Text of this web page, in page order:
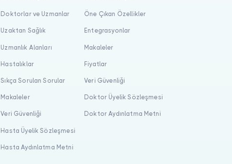
Doktorlar ve Uzmanlar
Uzaktan Sağlık
Uzmanlık Alanları
Hastalıklar
Sıkça Sorulan Sorular
Makaleler
Veri Güvenliği
Hasta Üyelik Sözleşmesi
Hasta Aydınlatma Metni
Öne Çıkan Özellikler
Entegrasyonlar
Makaleler
Fiyatlar
Veri Güvenliği
Doktor Üyelik Sözleşmesi
Doktor Aydınlatma Metni